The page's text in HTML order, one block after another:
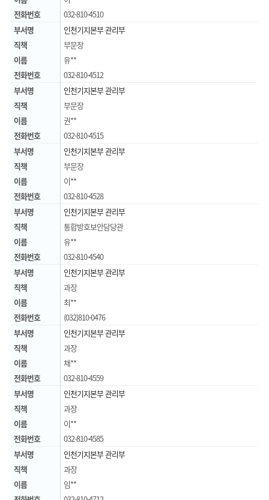
전화번호
032-810-4510
부서명
인천기지본부 관리부
직책
부문장
이름
유**
전화번호
032-810-4512
부서명
인천기지본부 관리부
직책
부문장
이름
권**
전화번호
032-810-4515
부서명
인천기지본부 관리부
직책
부문장
이름
이**
전화번호
032-810-4528
부서명
인천기지본부 관리부
직책
통합방호보안담당관
이름
유**
전화번호
032-810-4540
부서명
인천기지본부 관리부
직책
과장
이름
최**
전화번호
(032)810-0476
부서명
인천기지본부 관리부
직책
과장
이름
채**
전화번호
032-810-4559
부서명
인천기지본부 관리부
직책
과장
이름
이**
전화번호
032-810-4585
부서명
인천기지본부 관리부
직책
과장
이름
임**